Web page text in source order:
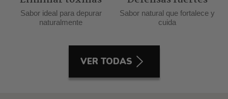
Sabor ideal para depurar
naturalmente
Sabor natural que fortalece y
cuida
VER TODAS